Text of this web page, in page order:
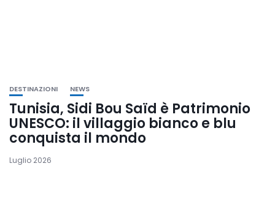
DESTINAZIONI NEWS
Tunisia, Sidi Bou Saïd è Patrimonio
UNESCO: il villaggio bianco e blu
conquista il mondo
Luglio 2026